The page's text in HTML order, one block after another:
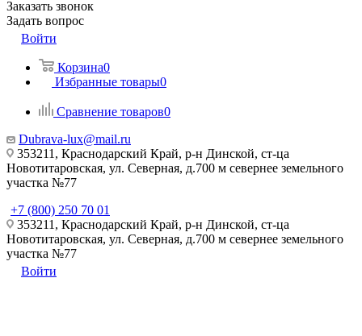
Заказать звонок
Задать вопрос
Войти
Корзина0
Избранные товары0
Сравнение товаров0
Dubrava-lux@mail.ru
353211, Краснодарский Край, р-н Динской, ст-ца
Новотитаровская, ул. Северная, д.700 м севернее земельного
участка №77
+7 (800) 250 70 01
353211, Краснодарский Край, р-н Динской, ст-ца
Новотитаровская, ул. Северная, д.700 м севернее земельного
участка №77
Войти